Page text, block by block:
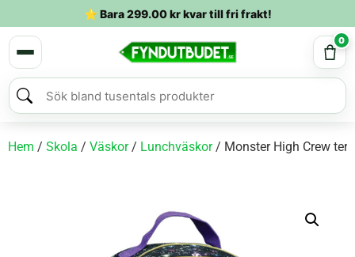
⭐ Bara299.00krkvar till fri frakt!
0
Hem / Skola / Väskor/ Lunchväskor/ Monster High Crew